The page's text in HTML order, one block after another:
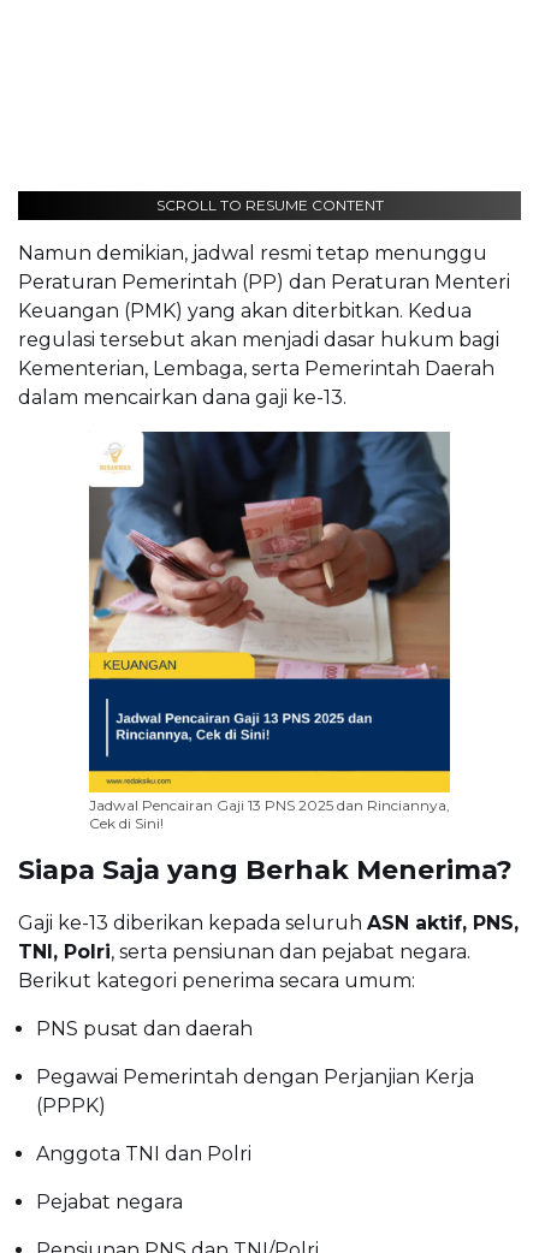
SCROLL TO RESUME CONTENT
Namun demikian, jadwal resmi tetap menunggu
Peraturan Pemerintah (PP) dan Peraturan Menteri
Keuangan (PMK) yang akan diterbitkan. Kedua
regulasi tersebut akan menjadi dasar hukum bagi
Kementerian, Lembaga, serta Pemerintah Daerah
dalam mencairkan dana gaji ke-13.
Jadwal Pencairan Gaji 13 PNS 2025 dan Rinciannya,
Cek di Sini!
Siapa Saja yang Berhak Menerima?
Gaji ke-13 diberikan kepada seluruh ASN aktif, PNS,
TNI, Polri, serta pensiunan dan pejabat negara.
Berikut kategori penerima secara umum:
PNS pusat dan daerah
Pegawai Pemerintah dengan Perjanjian Kerja
(PPPK)
Anggota TNI dan Polri
Pejabat negara